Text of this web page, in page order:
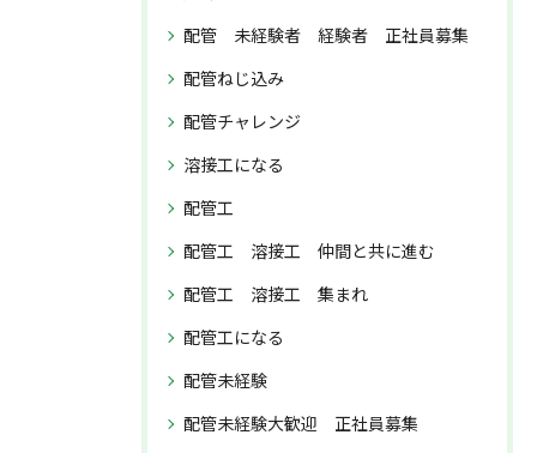
配管 未経験者 経験者 正社員募集
配管ねじ込み
配管チャレンジ
溶接工になる
配管工
配管工 溶接工 仲間と共に進む
配管工 溶接工 集まれ
配管工になる
配管未経験
配管未経験大歓迎 正社員募集